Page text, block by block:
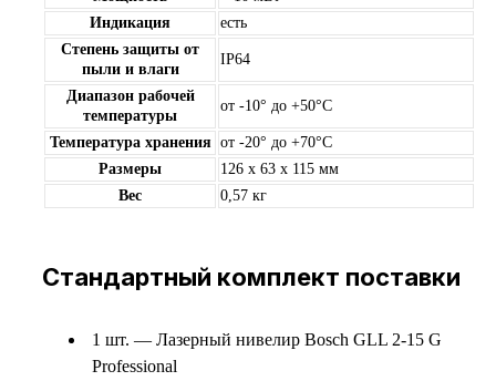
Индикация
есть
Степень защиты от
пыли и влаги
IP64
Диапазон рабочей
температуры
от -10° до +50°С
Температура хранения от -20° до +70°С
Размеры
126 x 63 x 115 мм
Вес
0,57 кг
Стандартный комплект поставки
1 шт. — Лазерный нивелир Bosch GLL 2-15 G
Professional